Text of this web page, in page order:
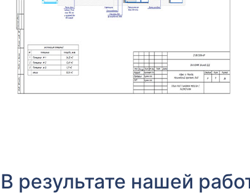
В результате нашей